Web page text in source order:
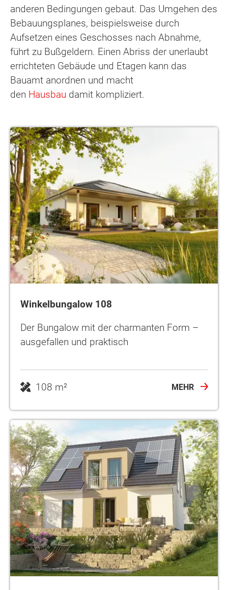
anderen Bedingungen gebaut. Das Umgehen des
Bebauungsplanes, beispielsweise durch
Aufsetzen eines Geschosses nach Abnahme,
führt zu Bußgeldern. Einen Abriss der unerlaubt
errichteten Gebäude und Etagen kann das
Bauamt anordnen und macht
den Hausbau damit kompliziert.
Winkelbungalow 108
Der Bungalow mit der charmanten Form –
ausgefallen und praktisch
108 m² MEHR